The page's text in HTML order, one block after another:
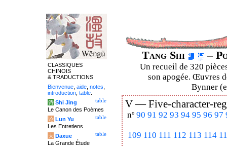
Tang Shi –
Un recueil de 320
son apogée. Œuvres
Bynner
V —Five-character-
nº 90 91 92 93 94 95 96 97
109 110 111 112 113 114
CLASSIQUES
CHINOIS
& TRADUCTIONS
Bienvenue aide notes
introduction table
table
诗 Shi Jing
Le Canon des Poèmes
table
论 Lun Yu
Les Entretiens
table
大 Daxue
La Grande Étude